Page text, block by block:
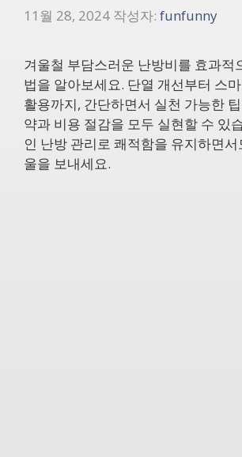
11월 28, 2024 작성자: funfunny
겨울철 부담스러운 난방비를 효과적
법을 알아보세요. 단열 개선부터 스
활용까지, 간단하면서 실천 가능한
약과 비용 절감을 모두 실현할 수 있
인 난방 관리로 쾌적함을 유지하면
울을 보내세요.